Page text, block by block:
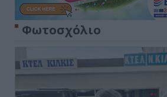
Φωτοσχόλιο